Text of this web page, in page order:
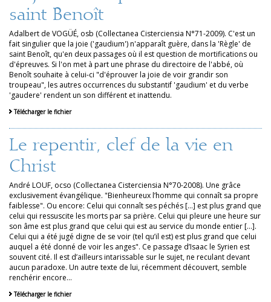
saint Benoît
Adalbert de VOGÜÉ, osb (Collectanea Cisterciensia N°71-2009). C'est un
fait singulier que la joie ('gaudium') n'apparaît guère, dans la 'Règle' de
saint Benoît, qu'en deux passages où il est question de mortifications ou
d'épreuves. Si l'on met à part une phrase du directoire de l'abbé, où
Benoît souhaite à celui-ci "d'éprouver la joie de voir grandir son
troupeau", les autres occurrences du substantif 'gaudium' et du verbe
'gaudere' rendent un son différent et inattendu.
Télécharger le fichier
Le repentir, clef de la vie en
Christ
André LOUF, ocso (Collectanea Cisterciensia N°70-2008). Une grâce
exclusivement évangélique. "Bienheureux l’homme qui connaît sa propre
faiblesse". Ou encore: Celui qui connaît ses péchés […] est plus grand que
celui qui ressuscite les morts par sa prière. Celui qui pleure une heure sur
son âme est plus grand que celui qui est au service du monde entier […].
Celui qui a été jugé digne de se voir (tel qu’il est) est plus grand que celui
auquel a été donné de voir les anges". Ce passage d’Isaac le Syrien est
souvent cité. Il est d’ailleurs intarissable sur le sujet, ne reculant devant
aucun paradoxe. Un autre texte de lui, récemment découvert, semble
renchérir encore...
Télécharger le fichier